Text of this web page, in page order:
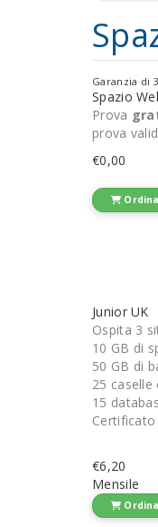
Garanzia di
Spazio
Prova
prova
€0,00
Junior UK
Ospita 3
10 GB di
50 GB di
25 caselle
15
€6,20
Mensile